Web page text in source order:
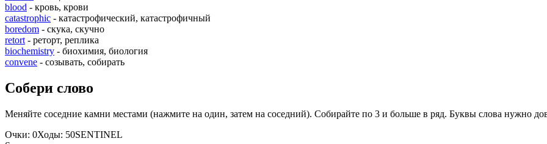
blood - кровь, крови
catastrophic - катастрофический, катастрофичный
boredom - скука, скучно
retort - реторт, реплика
biochemistry - биохимия, биология
convene - созывать, собирать
Собери слово
Меняйте соседние камни местами (нажмите на один, затем на соседний). Собирайте по 3 и больше в ряд. Буквы слова нужно
Очки: 0Ходы: 50SENTINEL